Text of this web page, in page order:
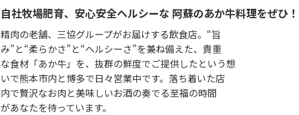
自社牧場肥育、安心安全ヘルシーな 阿蘇のあか牛料理をぜひ！
精肉の老舗、三協グループがお届けする飲食店。“旨
み”と“柔らかさ”と“ヘルシーさ”を兼ね備えた、貴重
な食材「あか牛」を、抜群の鮮度でご提供したという想
いで熊本市内と博多で日々営業中です。落ち着いた店
内で贅沢なお肉と美味しいお酒の奏でる至福の時間
があなたを待っています。